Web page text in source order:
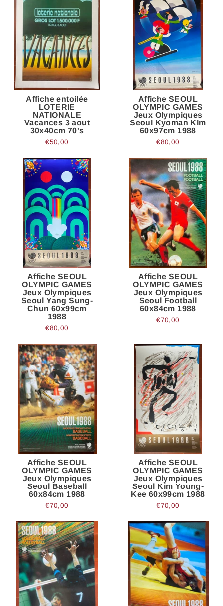
Affiche entoilée
LOTERIE
NATIONALE
Vacances 3 aout
30x40cm 70's
€50,00
Affiche SEOUL
OLYMPIC GAMES
Jeux Olympiques
Seoul Kyoman Kim
60x97cm 1988
€80,00
Affiche SEOUL
OLYMPIC GAMES
Jeux Olympiques
Seoul Yang Sung-
Chun 60x99cm
1988
€80,00
Affiche SEOUL
OLYMPIC GAMES
Jeux Olympiques
Seoul Football
60x84cm 1988
€70,00
Affiche SEOUL
OLYMPIC GAMES
Jeux Olympiques
Seoul Baseball
60x84cm 1988
€70,00
Affiche SEOUL
OLYMPIC GAMES
Jeux Olympiques
Seoul Kim Young-
Kee 60x99cm 1988
€70,00